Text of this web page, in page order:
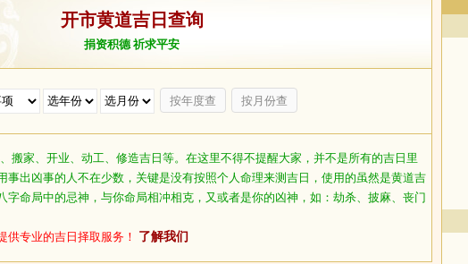
开市黄道吉日查询
捐资积德 祈求平安
按年度查 按月份查
搬家、开业、动工、修造吉日等。在这里不得不提醒大家，并不是所有的吉日里
事出凶事的人不在少数，关键是没有按照个人命理来测吉日，使用的虽然是黄道吉
字命局中的忌神，与你命局相冲相克，又或者是你的凶神，如：劫杀、披麻、丧门
供专业的吉日择取服务！ 了解我们